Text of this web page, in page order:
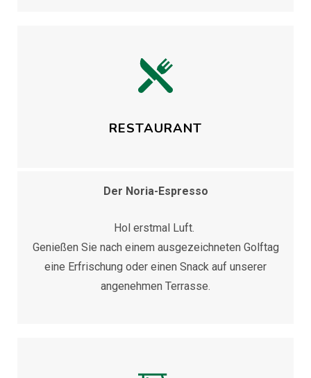
RESTAURANT
Der Noria-Espresso
Hol erstmal Luft.
Genießen Sie nach einem ausgezeichneten Golftag
eine Erfrischung oder einen Snack auf unserer
angenehmen Terrasse.